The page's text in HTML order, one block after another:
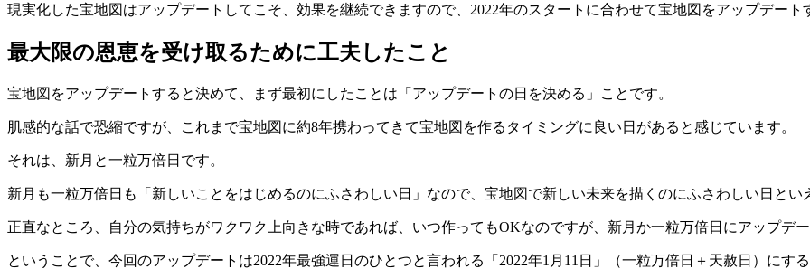
現実化した宝地図はアップデートしてこそ、効果を継続できますので、2022年のスタートに合わせて宝地図をアップデート
最大限の恩恵を受け取るために工夫したこと
宝地図をアップデートすると決めて、まず最初にしたことは「アップデートの日を決める」ことです。
肌感的な話で恐縮ですが、これまで宝地図に約8年携わってきて宝地図を作るタイミングに良い日があると感じています。
それは、新月と一粒万倍日です。
新月も一粒万倍日も「新しいことをはじめるのにふさわしい日」なので、宝地図で新しい未来を描くのにふさわしい日とい
正直なところ、自分の気持ちがワクワク上向きな時であれば、いつ作ってもOKなのですが、新月か一粒万倍日にアップデ
ということで、今回のアップデートは2022年最強運日のひとつと言われる「2022年1月11日」（一粒万倍日＋天赦日）にする